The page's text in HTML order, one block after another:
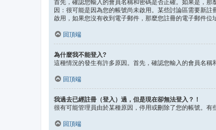
首先，確認您輸入的會員名稱和密碼是否正確。如果是，
因：很可能是因為您的帳號尚未啟用。某些討論區需要新
啟用，如果您沒有收到電子郵件，那麼您註冊的電子郵件
回頂端
為什麼我不能登入?
這種情況的發生有許多原因。首先，確認您輸入的會員名
回頂端
我過去已經註冊（登入）過，但是現在卻無法登入？！
很有可能管理員由於某種原因，停用或刪除了您的帳號。
回頂端